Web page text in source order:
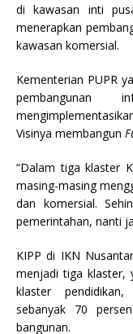
di kawasan inti
menerapkan
kawasan komersial.
Kementerian PUPR
pembangunan
Visinya membangun
“Dalam tiga klaster
masing-masing
dan komersial.
pemerintahan, nanti
KIPP di IKN
menjadi tiga klaster,
klaster
sebanyak 70
bangunan.